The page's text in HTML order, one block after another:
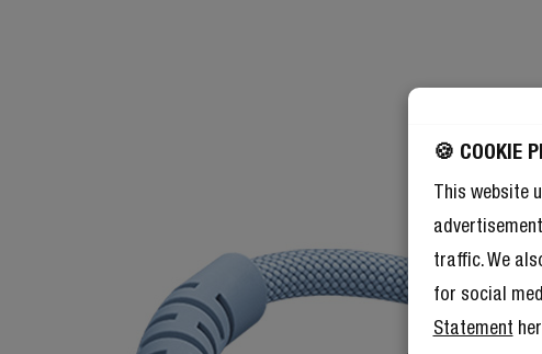
🍪 COOKIE
This website
traffic. We
for social
Statement